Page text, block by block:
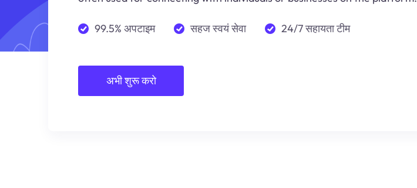
99.5% अपटाइम सहज स्वयं सेवा 24/7 सहायता टीम
अभी शुरू करो